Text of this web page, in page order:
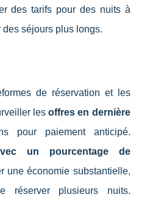
des tarifs pour des nuits à
des séjours plus longs.
de réservation et les
lesoffres en dernière
pour paiement anticipé.
un pourcentage de
une économie substantielle,
réserver plusieurs nuits.